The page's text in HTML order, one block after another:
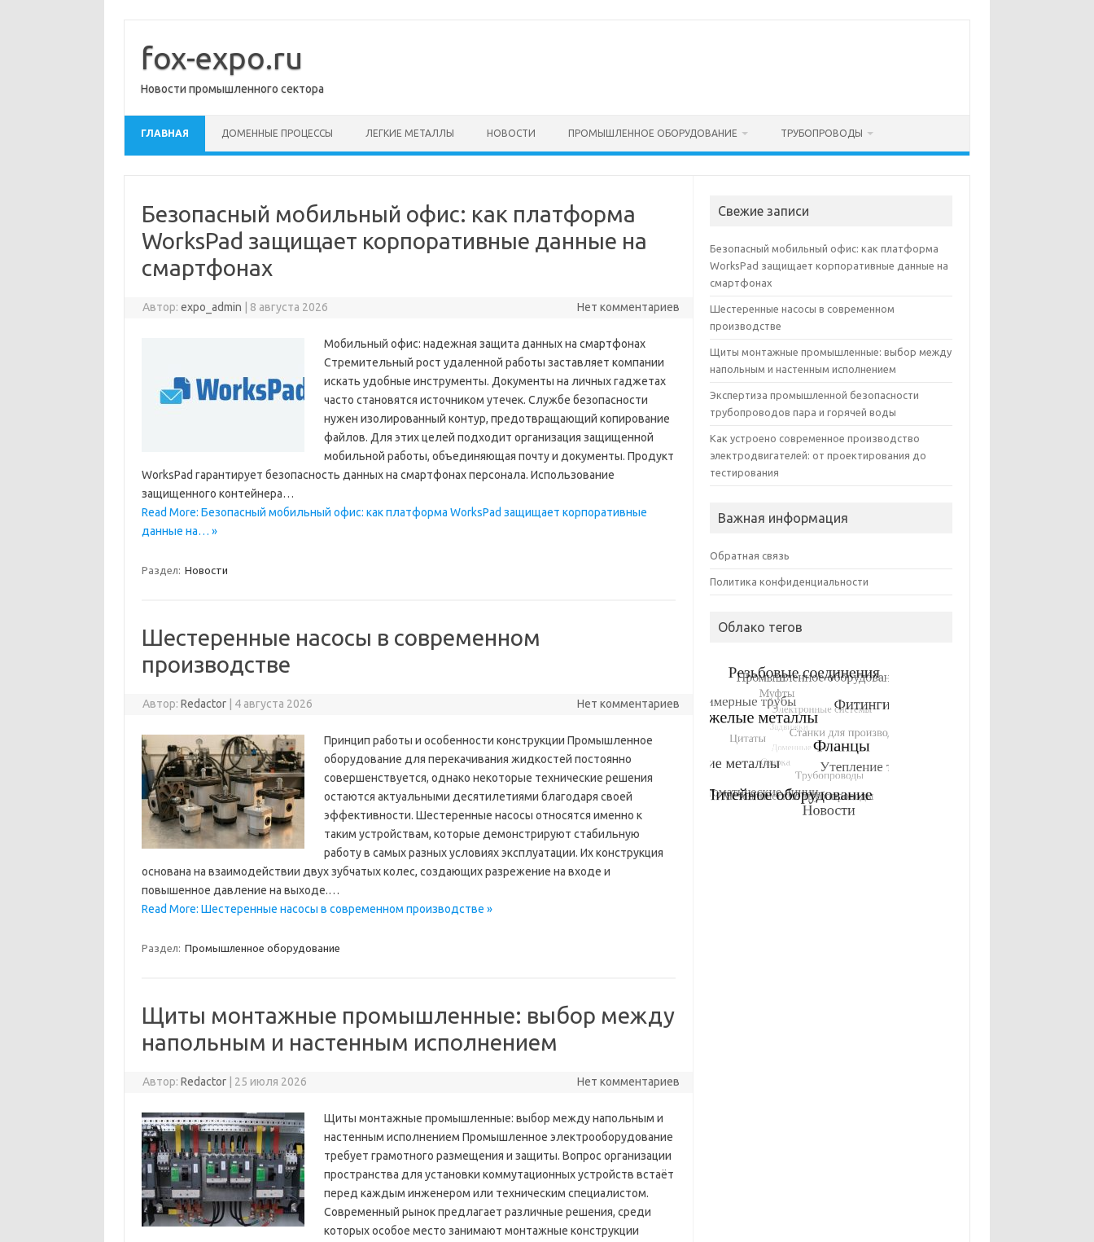
содержимому
fox-expo.ru
Новости промышленного сектора
ГЛАВНАЯ ДОМЕННЫЕ ПРОЦЕССЫ ЛЕГКИЕ МЕТАЛЛЫ НОВОСТИ ПРОМЫШЛЕННОЕ ОБОРУДОВАНИЕ ТРУБОПРОВОДЫ
Безопасный мобильный офис: как платформа
WorksPad защищает корпоративные данные на
смартфонах
Автор:expo_admin 8 августа 2026 Нет комментариев
Мобильный офис: надежная защита данных на смартфонах
Стремительный рост удаленной работы заставляет компании
искать удобные инструменты. Документы на личных гаджетах
часто становятся источником утечек. Службе безопасности
нужен изолированный контур, предотвращающий копирование
файлов. Для этих целей подходит организация защищенной
мобильной работы, объединяющая почту и документы. Продукт
WorksPad гарантирует безопасность данных на смартфонах персонала. Использование
защищенного контейнера…
Read More: Безопасный мобильный офис: как платформа WorksPad защищает корпоративные
данные на… »
Раздел: Новости
Шестеренные насосы в современном
производстве
Автор:Redactor 4 августа 2026 Нет комментариев
Принцип работы и особенности конструкции Промышленное
оборудование для перекачивания жидкостей постоянно
совершенствуется, однако некоторые технические решения
остаются актуальными десятилетиями благодаря своей
эффективности. Шестеренные насосы относятся именно к
таким устройствам, которые демонстрируют стабильную
работу в самых разных условиях эксплуатации. Их конструкция
основана на взаимодействии двух зубчатых колес, создающих разрежение на входе и
повышенное давление на выходе.…
Read More: Шестеренные насосы в современном производстве »
Раздел: Промышленное оборудование
Щиты монтажные промышленные: выбор между
напольным и настенным исполнением
Автор:Redactor 25 июля 2026 Нет комментариев
Щиты монтажные промышленные: выбор между напольным и
настенным исполнением Промышленное электрооборудование
требует грамотного размещения и защиты. Вопрос организации
пространства для установки коммутационных устройств встаёт
перед каждым инженером или техническим специалистом.
Современный рынок предлагает различные решения, среди
которых особое место занимают монтажные конструкции
Свежие записи
Безопасный мобильный офис: как платформа
WorksPad защищает корпоративные данные на
смартфонах
Шестеренные насосы в современном
производстве
Щиты монтажные промышленные: выбор между
напольным и настенным исполнением
Экспертиза промышленной безопасности
трубопроводов пара и горячей воды
Как устроено современное производство
электродвигателей: от проектирования до
тестирования
Важная информация
Обратная связь
Политика конфиденциальности
Облако тегов